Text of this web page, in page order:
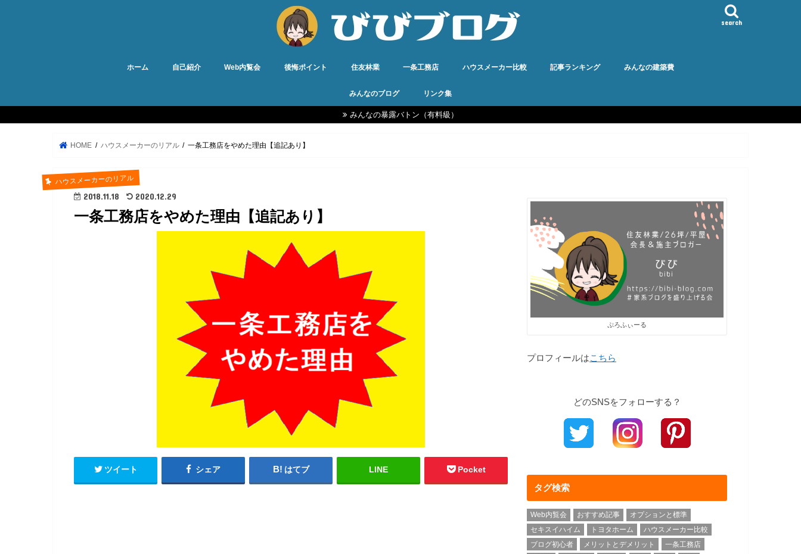
search
ホーム 自己紹介 Web内覧会 後悔ポイント 住友林業 一条工務店 ハウスメーカー比較 記事ランキング みんなの建築費
みんなのブログ リンク集
みんなの暴露バトン（有料級）
HOME ハウスメーカーのリアル 一条工務店をやめた理由【追記あり】
ハウスメーカーのリアル
2018.11.18 2020.12.29
一条工務店をやめた理由【追記あり】
ツイート シェア はてブ LINE Pocket
ぷろふぃーる
プロフィールはこちら
どのSNSをフォローする？
タグ検索
Web内覧会 おすすめ記事
オプションと標準
セキスイハイム
トヨタホーム
ハウスメーカー比較
ブログ初心者
メリットとデメリット
一条工務店